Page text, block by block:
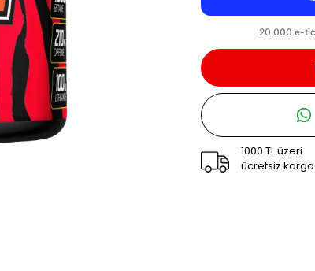
1000 TL üzeri
ücretsiz kargo